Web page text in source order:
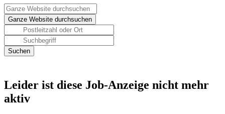
Leider ist diese Job-Anzeige nicht mehr
aktiv